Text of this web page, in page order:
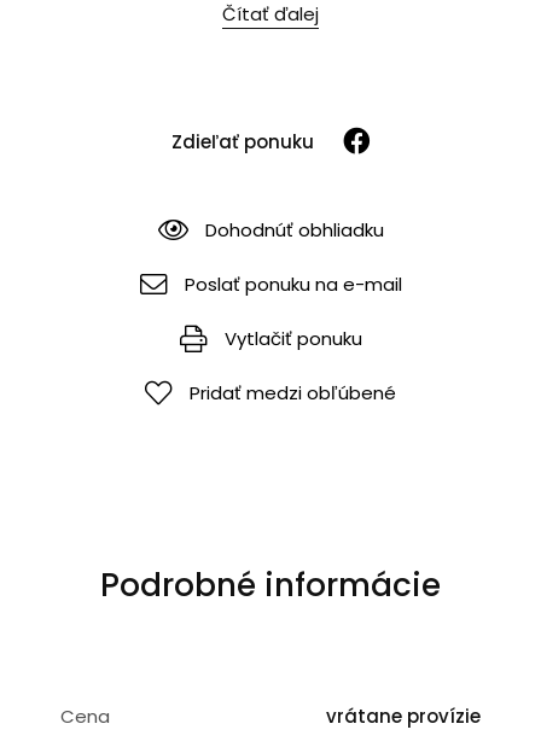
Čítať ďalej
Zdieľať ponuku
Dohodnúť obhliadku
Poslať ponuku na e-mail
Vytlačiť ponuku
Pridať medzi obľúbené
Podrobné informácie
Cena vrátane provízie